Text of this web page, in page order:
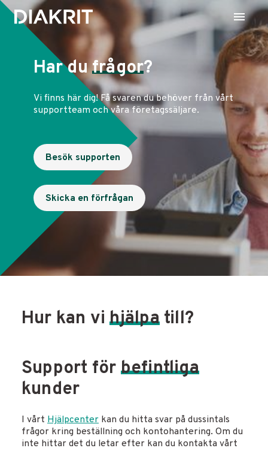
Har dufrågor?
Vi finns här dig! Få svaren du behöver från vårt
supportteam och våra företagssäljare.
Besök supporten
Skicka en förfrågan
Hur kan vihjälpatill?
Support för befintliga
kunder
I vårt Hjälpcenter kan du hitta svar på dussintals
frågor kring beställning och kontohantering. Om du
inte hittar det du letar efter kan du kontakta vårt